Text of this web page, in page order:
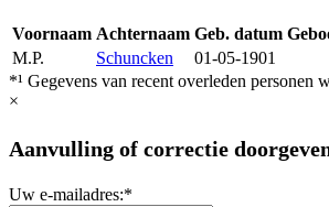
Voornaam Achternaam Geb. datum
M.P.
Schuncken 01-05-1901
*¹ Gegevens van recent overleden
×
Aanvulling of correctie
Uw e-mailadres:*